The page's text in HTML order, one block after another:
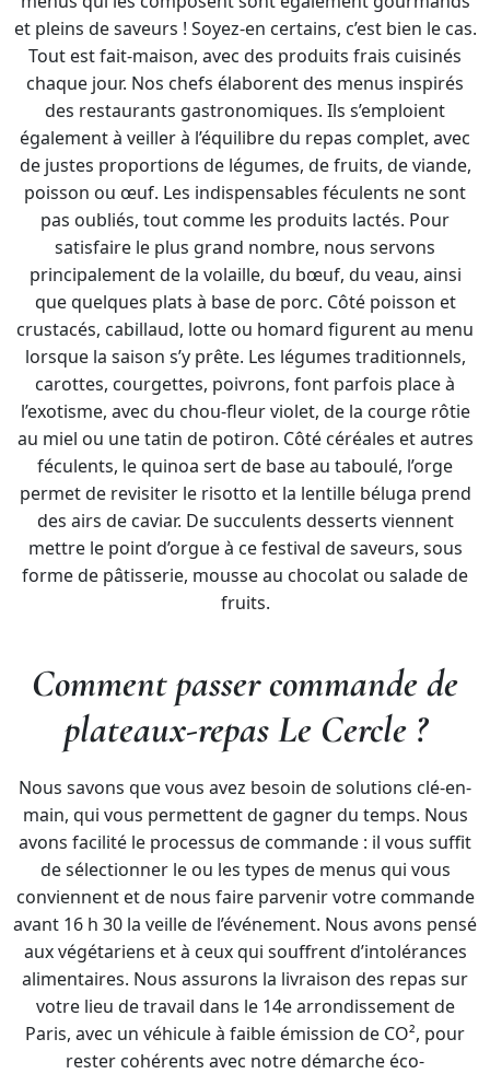
et pleins de saveurs ! Soyez-en certains, c’est bien le cas.
Tout est fait-maison, avec des produits frais cuisinés
chaque jour. Nos chefs élaborent des menus inspirés
des restaurants gastronomiques. Ils s’emploient
également à veiller à l’équilibre du repas complet, avec
de justes proportions de légumes, de fruits, de viande,
poisson ou œuf. Les indispensables féculents ne sont
pas oubliés, tout comme les produits lactés. Pour
satisfaire le plus grand nombre, nous servons
principalement de la volaille, du bœuf, du veau, ainsi
que quelques plats à base de porc. Côté poisson et
crustacés, cabillaud, lotte ou homard figurent au menu
lorsque la saison s’y prête. Les légumes traditionnels,
carottes, courgettes, poivrons, font parfois place à
l’exotisme, avec du chou-fleur violet, de la courge rôtie
au miel ou une tatin de potiron. Côté céréales et autres
féculents, le quinoa sert de base au taboulé, l’orge
permet de revisiter le risotto et la lentille béluga prend
des airs de caviar. De succulents desserts viennent
mettre le point d’orgue à ce festival de saveurs, sous
forme de pâtisserie, mousse au chocolat ou salade de
fruits.
Comment passer commande de
plateaux-repas Le Cercle ?
Nous savons que vous avez besoin de solutions clé-en-
main, qui vous permettent de gagner du temps. Nous
avons facilité le processus de commande : il vous suffit
de sélectionner le ou les types de menus qui vous
conviennent et de nous faire parvenir votre commande
avant 16 h 30 la veille de l’événement. Nous avons pensé
aux végétariens et à ceux qui souffrent d’intolérances
alimentaires. Nous assurons la livraison des repas sur
votre lieu de travail dans le 14e arrondissement de
Paris, avec un véhicule à faible émission de CO², pour
rester cohérents avec notre démarche éco-